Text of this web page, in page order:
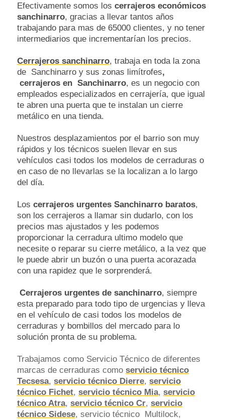
Efectivamente somos los cerrajeros económicos
sanchinarro, gracias a llevar tantos años
trabajando para mas de 65000 clientes, y no tener
intermediarios que incrementarían los precios.
Cerrajeros sanchinarro, trabaja en toda la zona
de Sanchinarro y sus zonas limítrofes,
cerrajeros en Sanchinarro, es un negocio con
empleados especializados en cerrajería, que igual
te abren una puerta que te instalan un cierre
metálico en una tienda.
Nuestros desplazamientos por el barrio son muy
rápidos y los técnicos suelen llevar en sus
vehículos casi todos los modelos de cerraduras o
en caso de no llevarlas se la localizan a lo largo
del día.
Los cerrajeros urgentes Sanchinarro baratos,
son los cerrajeros a llamar sin dudarlo, con los
precios mas ajustados y les podemos
proporcionar la cerradura ultimo modelo que
necesite o reparar su cierre metálico, a la vez que
le puede abrir un buzón o una puerta acorazada
con una rapidez que le sorprenderá.
Cerrajeros urgentes de sanchinarro, siempre
esta preparado para todo tipo de urgencias y lleva
en el vehículo de casi todos los modelos de
cerraduras y bombillos del mercado para lo
solución pronta de su problema.
Trabajamos como Servicio Técnico de diferentes
marcas de cerraduras como servicio técnico
Tecsesa, servicio técnico Dierre, servicio
técnico Fichet, servicio técnico Mia, servicio
técnico Atra, servicio técnico Cr, servicio
técnico Sidese, servicio técnico Multilock,